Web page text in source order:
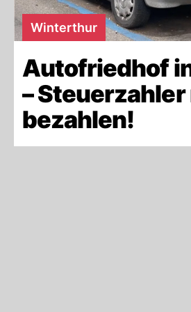
Winterthur
Autofriedhof
–
bezahlen!